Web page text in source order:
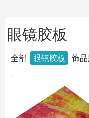
眼镜胶板
全部 眼镜胶板 饰